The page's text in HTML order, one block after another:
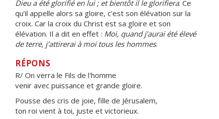
Dieu a été glorifié en lui ; et bientôt il le glorifiera. Ce
qu’il appelle alors sa gloire, c’est son élévation sur la
croix. Car la croix du Christ est sa gloire et son
élévation. Il a dit en effet : Moi, quand j’aurai été élevé
de terre, j’attirerai à moi tous les hommes.
RÉPONS
R/ On verra le Fils de l'homme
venir avec puissance et grande gloire.
Pousse des cris de joie, fille de Jérusalem,
ton roi vient à toi, juste et victorieux.